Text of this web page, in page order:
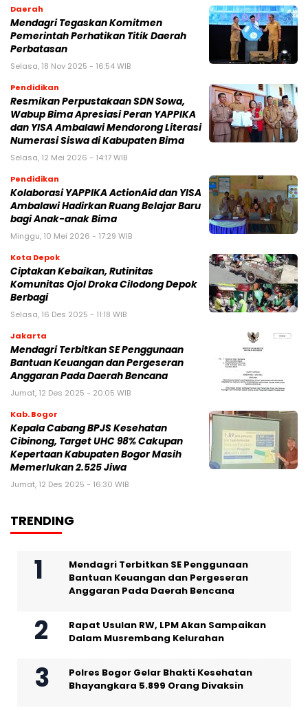
Daerah
Mendagri Tegaskan Komitmen
Pemerintah Perhatikan Titik Daerah
Perbatasan
Selasa, 18 Nov 2025 - 16:54 WIB
Pendidikan
Resmikan Perpustakaan SDN Sowa,
Wabup Bima Apresiasi Peran YAPPIKA
dan YISA Ambalawi Mendorong Literasi
Numerasi Siswa di Kabupaten Bima
Selasa, 12 Mei 2026 - 14:17 WIB
Pendidikan
Kolaborasi YAPPIKA ActionAid dan YISA
Ambalawi Hadirkan Ruang Belajar Baru
bagi Anak-anak Bima
Minggu, 10 Mei 2026 - 17:29 WIB
Kota Depok
Ciptakan Kebaikan, Rutinitas
Komunitas Ojol Droka Cilodong Depok
Berbagi
Selasa, 16 Des 2025 - 11:18 WIB
Jakarta
Mendagri Terbitkan SE Penggunaan
Bantuan Keuangan dan Pergeseran
Anggaran Pada Daerah Bencana
Jumat, 12 Des 2025 - 20:05 WIB
Kab. Bogor
Kepala Cabang BPJS Kesehatan
Cibinong, Target UHC 98% Cakupan
Kepertaan Kabupaten Bogor Masih
Memerlukan 2.525 Jiwa
Jumat, 12 Des 2025 - 16:30 WIB
TRENDING
Mendagri Terbitkan SE Penggunaan
Bantuan Keuangan dan Pergeseran
Anggaran Pada Daerah Bencana
Rapat Usulan RW, LPM Akan Sampaikan
Dalam Musrembang Kelurahan
Polres Bogor Gelar Bhakti Kesehatan
Bhayangkara 5.899 Orang Divaksin